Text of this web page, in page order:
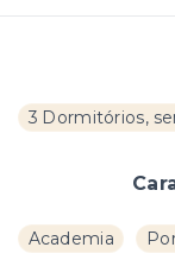
3 Dormitórios,
Academia